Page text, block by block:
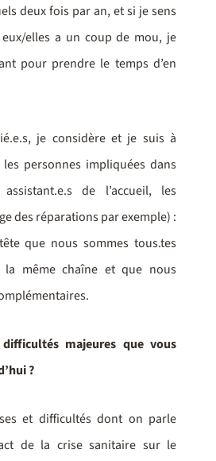
deux fois par an, et si je sens
eux/elles a un coup de mou, je
pour prendre le temps d’en
je considère et je suis à
les personnes impliquées dans
de l’accueil, les
des réparations par exemple) :
que nous sommes tous.tes
la même chaîne et que nous
majeures que vous
?
et difficultés dont on parle
de la crise sanitaire sur le